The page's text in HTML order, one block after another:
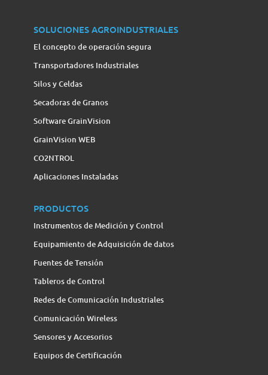
SOLUCIONES AGROINDUSTRIALES
El concepto de operación segura
Transportadores Industriales
Silos y Celdas
Secadoras de Granos
Software GrainVision
GrainVision WEB
CO2NTROL
Aplicaciones Instaladas
PRODUCTOS
Instrumentos de Medición y Control
Equipamiento de Adquisición de datos
Fuentes de Tensión
Tableros de Control
Redes de Comunicación Industriales
Comunicación Wireless
Sensores y Accesorios
Equipos de Certificación